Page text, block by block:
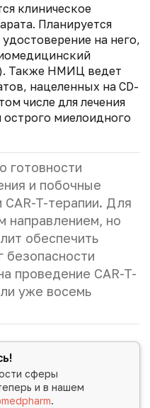
клиническое
Планируется
на него,
Также НМИЦ ведет
нацеленных на CD-
числе для лечения
миелоидного
о готовности
и побочные
T-терапии. Для
направлением, но
обеспечить
безопасности
проведение CAR-T-
уже восемь
сферы
и в нашем
.